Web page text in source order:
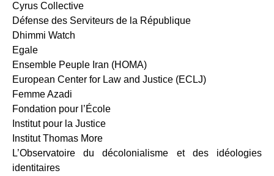
Cyrus Collective
Défense des Serviteurs de la République
Dhimmi Watch
Egale
Ensemble Peuple Iran (HOMA)
European Center for Law and Justice (ECLJ)
Femme Azadi
Fondation pour l’École
Institut pour la Justice
Institut Thomas More
L’Observatoire du décolonialisme et des idéologies
identitaires